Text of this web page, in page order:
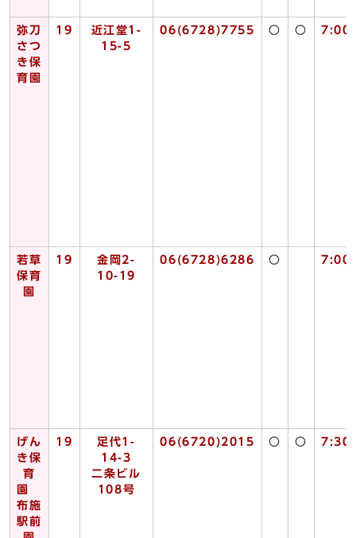
弥刀
さつ
き保
育園
19
近江堂1-
15-5
06(6728)7755 〇 〇
若草
保育
園
19
金岡2-
10-19
06(6728)6286 〇
げん
き保
育
園
布施
駅前
19
足代1-
14-3
二条ビル
108号
06(6720)2015 〇 〇